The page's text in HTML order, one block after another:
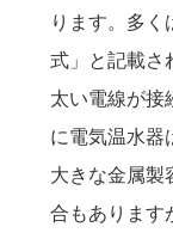
ります。多く
式」と記載さ
太い電線が接
に電気温水器
大きな金属製
合もあります